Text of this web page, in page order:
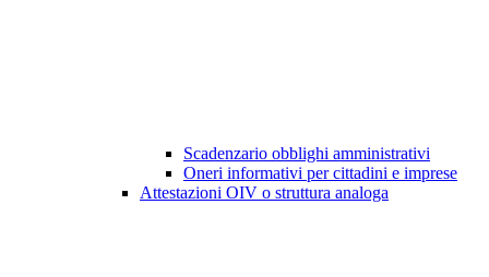
Scadenzario obblighi amministrativi
Oneri informativi per cittadini e imprese
Attestazioni OIV o struttura analoga